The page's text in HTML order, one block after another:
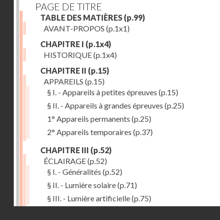
PAGE DE TITRE
TABLE DES MATIÈRES (p.99)
AVANT-PROPOS (p.1x1)
CHAPITRE I (p.1x4)
HISTORIQUE(p.1x4)
CHAPITRE II (p.15)
APPAREILS (p.15)
§ I. - Appareils à petites épreuves (p.15)
§ II. - Appareils à grandes épreuves (p.25)
1° Appareils permanents (p.25)
2° Appareils temporaires (p.37)
CHAPITRE III (p.52)
ÉCLAIRAGE(p.52)
§ I. - Généralités (p.52)
§ II. - Lumière solaire(p.71)
§ III. - Lumière artificielle(p.75)